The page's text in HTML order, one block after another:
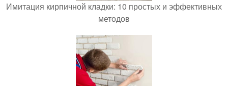
Имитация кирпичной кладки: 10 простых и эффективных
методов